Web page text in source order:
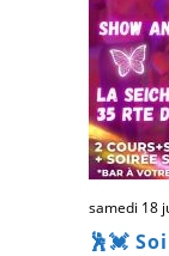
🕺💓
samedi 18